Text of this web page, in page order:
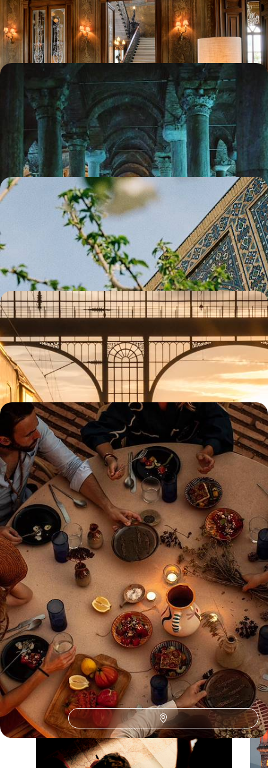
occidental de Beyoglu
4 jours, de CHF 1900 à CHF 2600
La Cappadoce et Istanbul - Des églises
troglodytiques à la mosquée Bleue
En une semaine, se familiariser avec deux profils de la Turquie, à la
croisée des continents, des époques et des cultures
7 jours, de CHF 2700 à CHF 3500
Bazars et médersas d'Ouzbékistan et de Turquie -
Un Orient proche et lointain
Samarcande, Boukhara et Istanbul : conjuguer trois cités légendaires
qui vous reçoivent comme des hôtes de marque
9 jours, de CHF 3200 à CHF 3700
De Paris à Istanbul - La grande traversée ferroviaire
À travers l’Europe centrale et les Balkans, cheminer sur des rails
légendaires et retrouver le trajet qu’empruntait autrefois l’Orient-
Express
12 jours, de CHF 3900 à CHF 4800
Istanbul, Bangkok, Tokyo, San Francisco, Mexico -
Délices autour du monde
Sillonner les cités les plus vibrantes du globe en quête des saveurs
d'aujourd'hui et de demain
24 jours, de CHF 7800 à CHF 10400
Toutes nos suggestions de voyages Istanbul (6)
Le GuideIstanbul
Conseils pratiques, témoignages et inspirations pour bien préparer son
voyage